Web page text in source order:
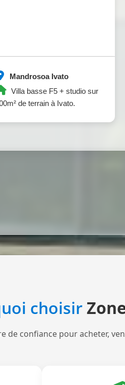
Mandrosoa Ivato
Villa basse F5 + studio sur
de terrain à Ivato.
choisir
de confiance pour acheter,